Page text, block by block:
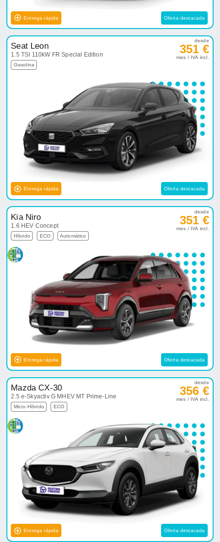
Entrega rápida Oferta destacada
Seat Leon
1.5 TSI 110kW FR Special Edition
Gasolina
desde
351 €
mes / IVA incl.
Entrega rápida Oferta destacada
Kia Niro
1.6 HEV Concept
Híbrido ECO Automático
desde
351 €
mes / IVA incl.
Entrega rápida Oferta destacada
Mazda CX-30
2.5 e-Skyactiv G MHEV MT Prime-Line
Micro-Híbrido ECO
desde
356 €
mes / IVA incl.
Entrega rápida Oferta destacada